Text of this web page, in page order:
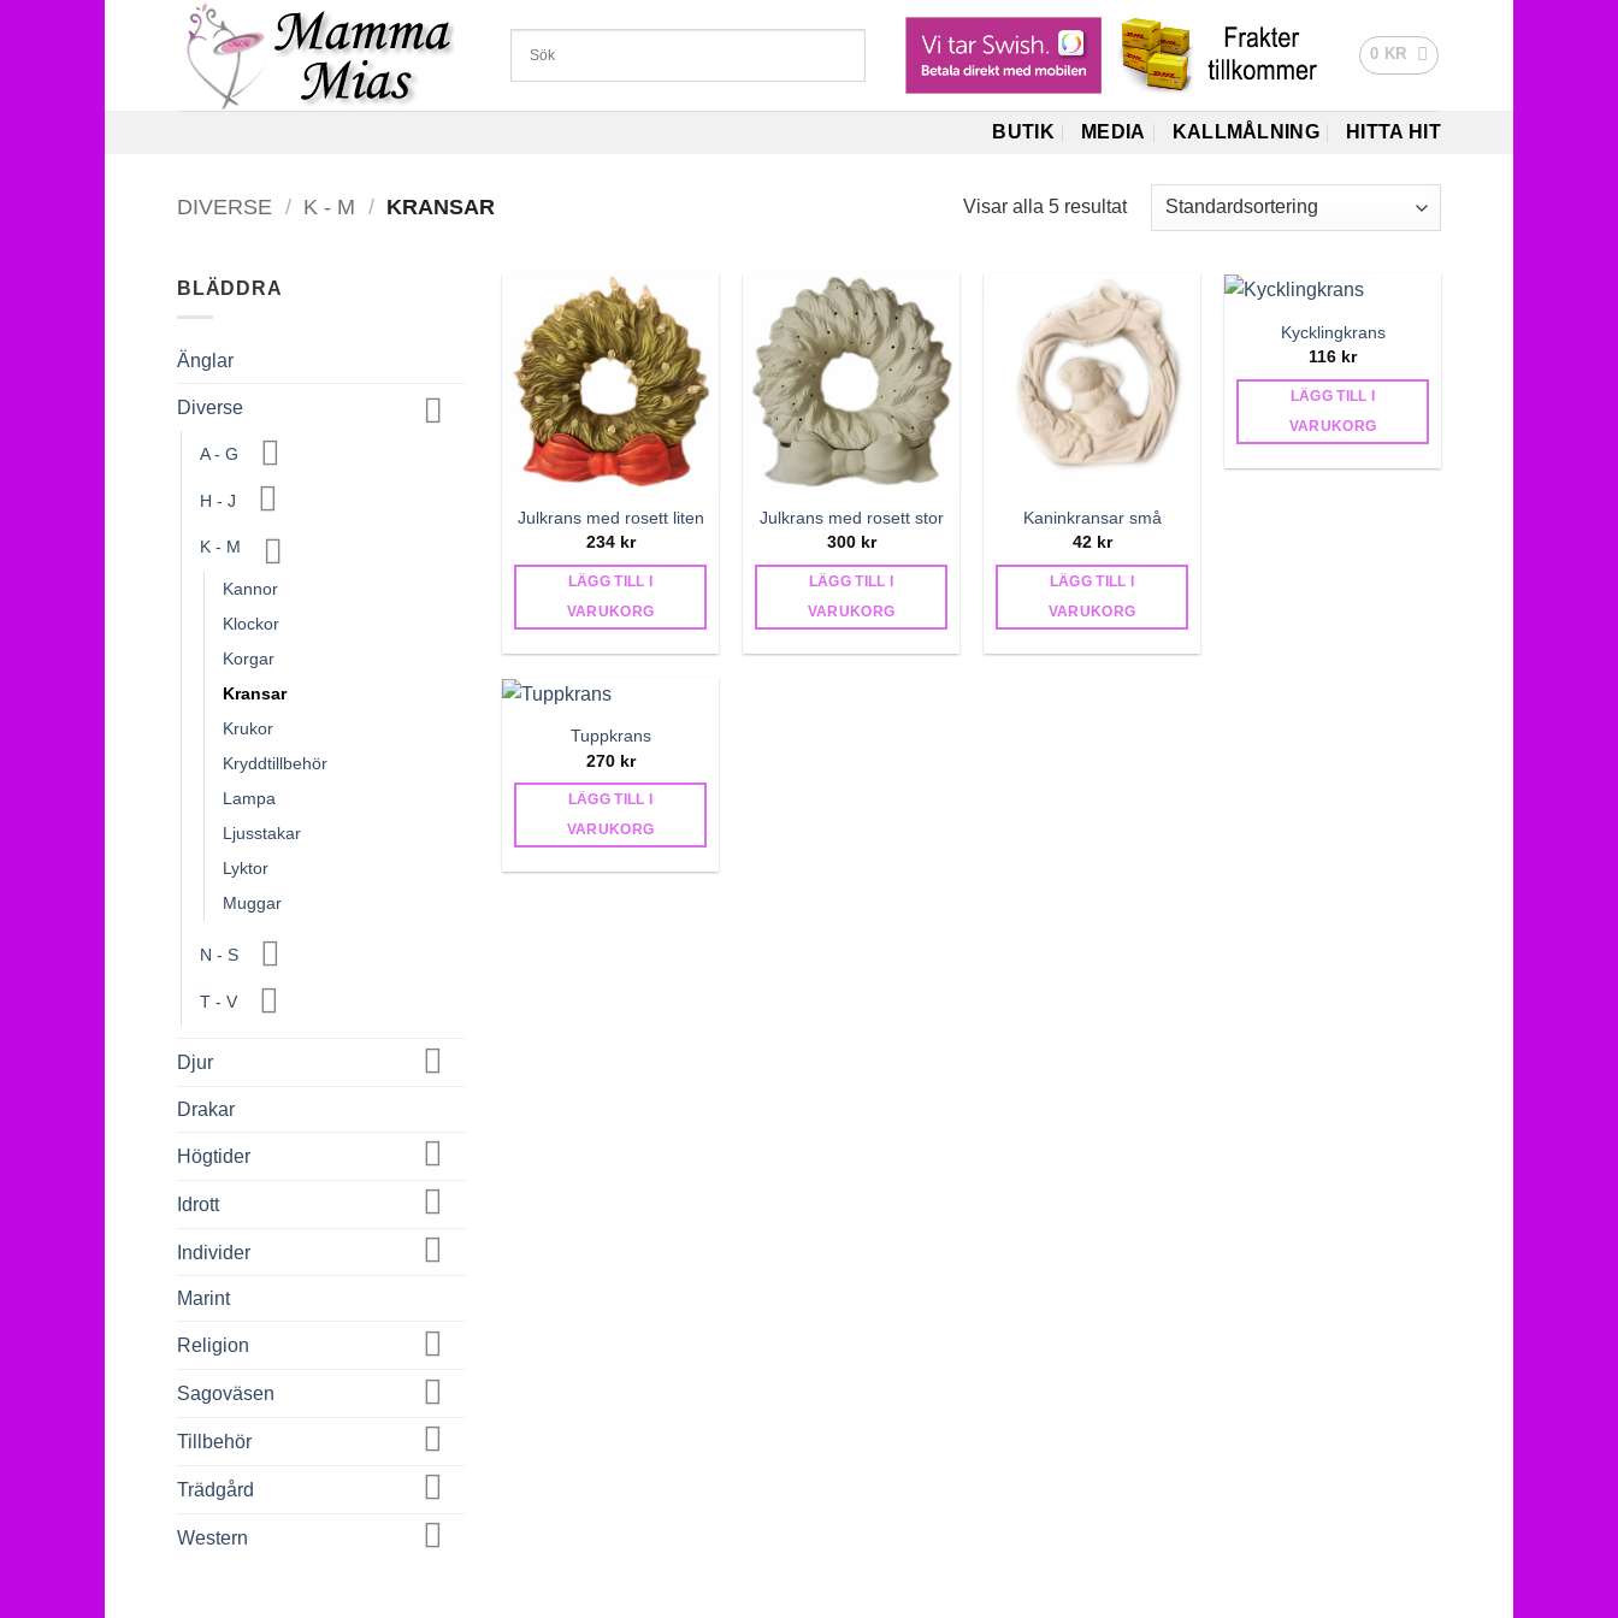
0 KR
BUTIK MEDIA KALLMÅLNING HITTA HIT
DIVERSE / K - M / KRANSAR Visar alla 5 resultat
BLÄDDRA
Änglar
Diverse
A - G
H - J
K - M
Kannor
Klockor
Korgar
Kransar
Krukor
Kryddtillbehör
Lampa
Ljusstakar
Lyktor
Muggar
N - S
T - V
Djur
Drakar
Högtider
Idrott
Individer
Marint
Religion
Sagoväsen
Tillbehör
Trädgård
Western
Julkrans med rosett liten
234 kr
LÄGG TILL I
VARUKORG
Julkrans med rosett stor
300 kr
LÄGG TILL I
VARUKORG
Kaninkransar små
42 kr
LÄGG TILL I
VARUKORG
Kycklingkrans
116 kr
LÄGG TILL I
VARUKORG
Tuppkrans
270 kr
LÄGG TILL I
VARUKORG